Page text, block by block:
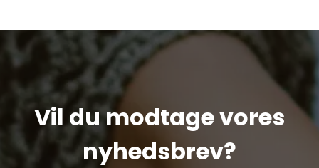
Vil du modtage vores
nyhedsbrev?